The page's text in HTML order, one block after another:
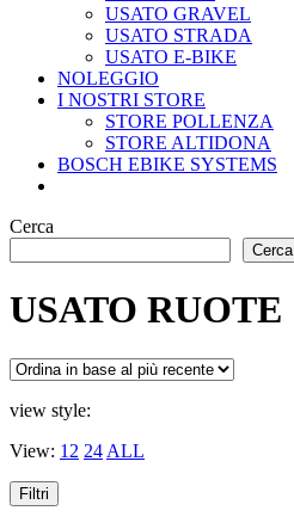
USATO GRAVEL
USATO STRADA
USATO E-BIKE
NOLEGGIO
I NOSTRI STORE
STORE POLLENZA
STORE ALTIDONA
BOSCH EBIKE SYSTEMS
Cerca
Cerca
USATO RUOTE
view style:
View: 12 24 ALL
Filtri